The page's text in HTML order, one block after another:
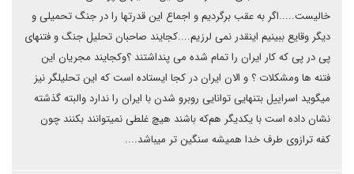
خالیست.....اگر به عقب برگردیم و اجماع این قدرتها را در جنگ تحمیلی و
دیگر وقایع ببینیم اینقدر نمی لرزیم....کجایند صاحبان تحلیل جنگ و‌ فتنهای
پی در پی که کار ایران را تمام شده می پنداشتند ؟و‌کجایند مجریان این
فتنه ها و‌مشکلات ؟ و‌ الان ایران در کجا ایستاده است که این تحلیلگر نیز
میگوید اسراییل بتنهایی توانایی روبرو شدن با ایران را ندارد و‌البته گذشته
نشان داده است با یکدیگر هم‌که باشند هیچ غلطی نمیتوانند بکنند چون
کفه ترازوی طرف خدا همیشه سنگین تر میباشد....